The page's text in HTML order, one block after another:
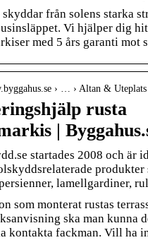
från solens starka
Vi hjälper dig
med 5 års garanti
› … › Altan & Uteplats
rusta
|
startades 2008 och är
produkter
lamellgardiner,
som monterat rustas
ska man kunna
kontakta fackman. Vill ha